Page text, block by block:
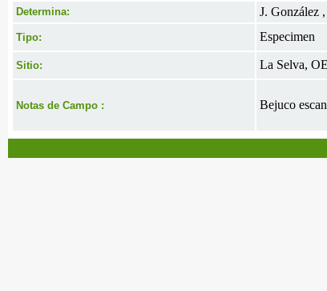
Determina: J. González
Tipo: Especimen
Sitio: La Selva,
Notas de Campo : Bejuco